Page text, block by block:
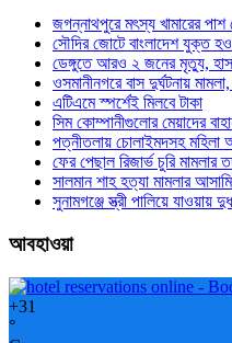
জগন্নাথপুরে মৎস্য খামারের
সৌদির জোটে বাংলাদেশ যুক্ত
ডেঙ্গুতে আরও ২ জনের মৃত্যু,
ওসমানীনগরে বাস দুর্ঘটনায়
এটিএমে স্পর্শেই মিলবে টাকা
সিম কোম্পানীগুলোর মেয়াদের
পত্নীতলায় চোলাইমদসহ মহিলা
ফের পেছাল রিজার্ভ চুরি মামলার
সালমান শাহ হত্যা মামলার
সুনামগঞ্জে স্ত্রী পালিয়ে যাওয়ায়
আবহাওয়া
+31
°